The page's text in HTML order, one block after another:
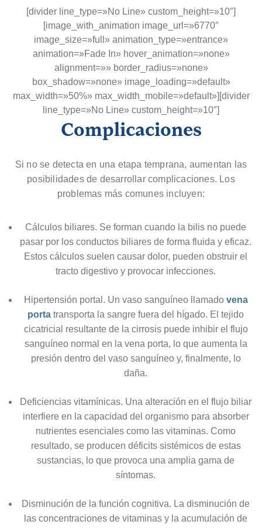
[divider line_type=»No Line» custom_height=»10″]
[image_with_animation image_url=»6770″
image_size=»full» animation_type=»entrance»
animation=»Fade In» hover_animation=»none»
alignment=»» border_radius=»none»
box_shadow=»none» image_loading=»default»
max_width=»50%» max_width_mobile=»default»][divider
line_type=»No Line» custom_height=»10″]
Complicaciones
Si no se detecta en una etapa temprana, aumentan las
posibilidades de desarrollar complicaciones. Los
problemas más comunes incluyen:
Cálculos biliares. Se forman cuando la bilis no puede
pasar por los conductos biliares de forma fluida y eficaz.
Estos cálculos suelen causar dolor, pueden obstruir el
tracto digestivo y provocar infecciones.
Hipertensión portal. Un vaso sanguíneo llamado vena
porta transporta la sangre fuera del hígado. El tejido
cicatricial resultante de la cirrosis puede inhibir el flujo
sanguíneo normal en la vena porta, lo que aumenta la
presión dentro del vaso sanguíneo y, finalmente, lo
daña.
Deficiencias vitamínicas. Una alteración en el flujo biliar
interfiere en la capacidad del organismo para absorber
nutrientes esenciales como las vitaminas. Como
resultado, se producen déficits sistémicos de estas
sustancias, lo que provoca una amplia gama de
síntomas.
Disminución de la función cognitiva. La disminución de
las concentraciones de vitaminas y la acumulación de